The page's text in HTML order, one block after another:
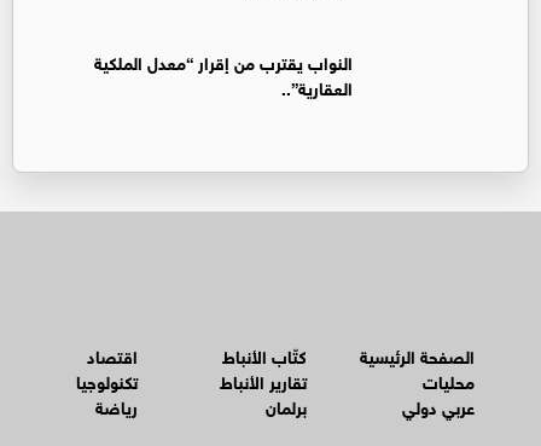
النواب يقترب من إقرار “معدل الملكية
العقارية”..
الصفحة الرئيسية
محليات
عربي دولي
كتّاب الأنباط
تقارير الأنباط
برلمان
اقتصاد
تكنولوجيا
رياضة